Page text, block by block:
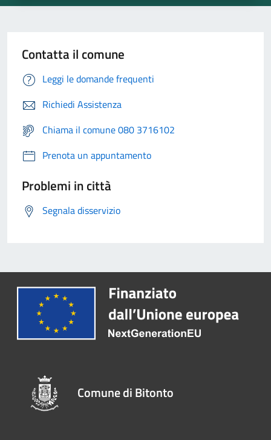
Contatta il comune
Leggi le domande frequenti
Richiedi Assistenza
Chiama il comune 080 3716102
Prenota un appuntamento
Problemi in città
Segnala disservizio
Comune di Bitonto